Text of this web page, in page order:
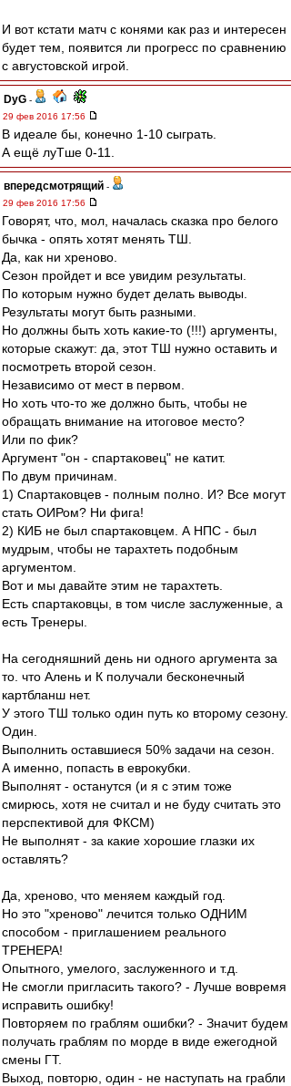
И вот кстати матч с конями как раз и интересен
будет тем, появится ли прогресс по сравнению
с августовской игрой.
DyG -
29 фев 2016 17:56
В идеале бы, конечно 1-10 сыграть.
А ещё луТше 0-11.
впередсмотрящий -
29 фев 2016 17:56
Говорят, что, мол, началась сказка про белого
бычка - опять хотят менять ТШ.
Да, как ни хреново.
Сезон пройдет и все увидим результаты.
По которым нужно будет делать выводы.
Результаты могут быть разными.
Но должны быть хоть какие-то (!!!) аргументы,
которые скажут: да, этот ТШ нужно оставить и
посмотреть второй сезон.
Независимо от мест в первом.
Но хоть что-то же должно быть, чтобы не
обращать внимание на итоговое место?
Или по фик?
Аргумент "он - спартаковец" не катит.
По двум причинам.
1) Спартаковцев - полным полно. И? Все могут
стать ОИРом? Ни фига!
2) КИБ не был спартаковцем. А НПС - был
мудрым, чтобы не тарахтеть подобным
аргументом.
Вот и мы давайте этим не тарахтеть.
Есть спартаковцы, в том числе заслуженные, а
есть Тренеры.
На сегодняшний день ни одного аргумента за
то. что Алень и К получали бесконечный
картбланш нет.
У этого ТШ только один путь ко второму сезону.
Один.
Выполнить оставшиеся 50% задачи на сезон.
А именно, попасть в еврокубки.
Выполнят - останутся (и я с этим тоже
смирюсь, хотя не считал и не буду считать это
перспективой для ФКСМ)
Не выполнят - за какие хорошие глазки их
оставлять?
Да, хреново, что меняем каждый год.
Но это "хреново" лечится только ОДНИМ
способом - приглашением реального
ТРЕНЕРА!
Опытного, умелого, заслуженного и т.д.
Не смогли пригласить такого? - Лучше вовремя
исправить ошибку!
Повторяем по граблям ошибки? - Значит будем
получать граблям по морде в виде ежегодной
смены ГТ.
Выход, повторю, один - не наступать на грабли